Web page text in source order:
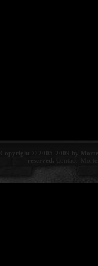
Copyright © 2005-2009 by
reserved. Contact: